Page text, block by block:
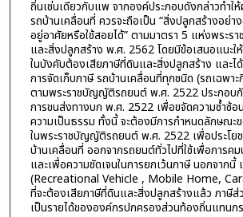
ถิ่นเช่นเดียวกับแพ จากองค์ประกอบดังกล่าวทำให้
รถบ้านเคลื่อนที่ ควรจะถือเป็น “สิ่งปลูกสร้างอย่า
อยู่อาศัยหรือใช้สอยได้” ตามมาตรา 5 แห่งพระ
และสิ่งปลูกสร้าง พ.ศ. 2562 โดยมีข้อเสนอแนะใ
ในบังคับต้องเสียภาษีที่ดินและสิ่งปลูกสร้าง และไ
การจัดเก็บภาษี รถบ้านเคลื่อนที่ทุกชนิด (รถเฉพา
ตามพระราชบัญญัติรถยนต์ พ.ศ. 2522 ประกอบ
การขนส่งทางบก พ.ศ. 2522 เพื่อขจัดความซ้ำซ้อ
ความเป็นธรรม ทั้งนี้ จะต้องมีการกำหนดลักษณะ
ในพระราชบัญญัติรถยนต์ พ.ศ. 2522 เพื่อประโย
บ้านเคลื่อนที่ ออกจากรถยนต์ทั่วไปที่ใช้เพื่อการค
และเพื่อความชัดเจนในการยกเว้นภาษี นอกจากนี้
(Recreational Vehicle , Mobile Home,
ที่จะต้องเสียภาษีที่ดินและสิ่งปลูกสร้างแล้ว ภาษีส่
เป็นรายได้ขององค์กรปกครองส่วนท้องถิ่นแทนก